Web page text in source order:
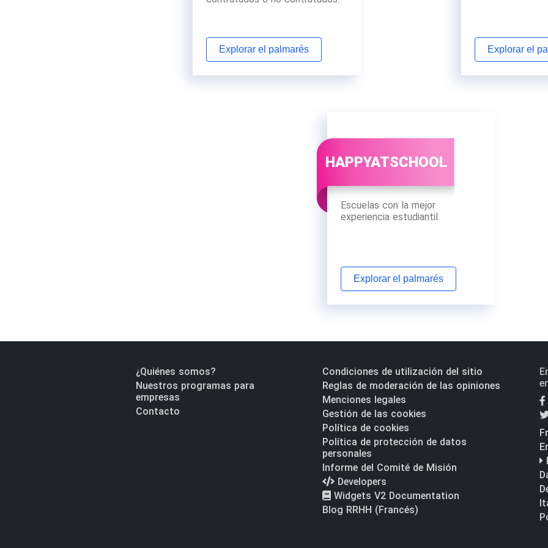
Explorar el palmarés Explorar el
HAPPYATSCHOOL
Escuelas con la mejor
experiencia estudiantil.
Explorar el palmarés
¿Quiénes somos?
Nuestros programas para
empresas
Contacto
Condiciones de utilización del sitio
Reglas de moderación de las opiniones
Menciones legales
Gestión de las cookies
Política de cookies
Política de protección de datos
personales
Informe del Comité de Misión
Developers
Widgets V2 Documentation
Blog RRHH (Francés)